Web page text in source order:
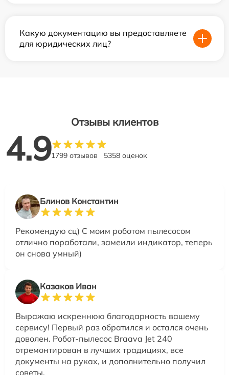
Какую документацию вы предоставляете
для юридических лиц?
Отзывы клиентов
4.91799 отзывов 5358 оценок
Блинов Константин
Рекомендую сц) С моим роботом пылесосом
отлично поработали, замеили индикатор, теперь
он снова умный)
Казаков Иван
Выражаю искреннюю благодарность вашему
сервису! Первый раз обратился и остался очень
доволен. Робот-пылесос Braava Jet 240
отремонтирован в лучших традициях, все
документы на руках, и дополнительно получил
советы.